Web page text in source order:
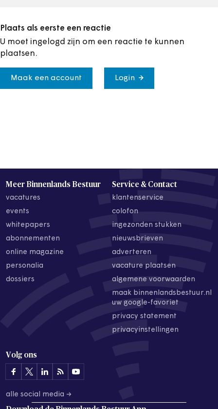
Plaats als eerste een reactie
U moet ingelogd zijn om een reactie te kunnen
plaatsen.
Maak een account Login
Meer Binnenlands Bestuur
vacatures
events
whitepapers
abonnementen
online magazine
personalia
dossiers
Service & Contact
klantenservice
colofon
ingezonden stukken
nieuwsbrieven
adverteren
vacature plaatsen
algemene voorwaarden
maak binnenlandsbestuur.nl
uw google-favoriet
privacy statement
privacyinstellingen
Volg ons
alle social media →